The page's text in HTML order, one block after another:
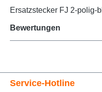
Ersatzstecker FJ 2-polig-bl
Bewertungen
Service-Hotline